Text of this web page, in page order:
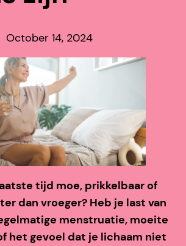
October 14, 2024
tijd moe, prikkelbaar of
dan vroeger? Heb je last van
menstruatie, moeite
het gevoel dat je lichaam niet